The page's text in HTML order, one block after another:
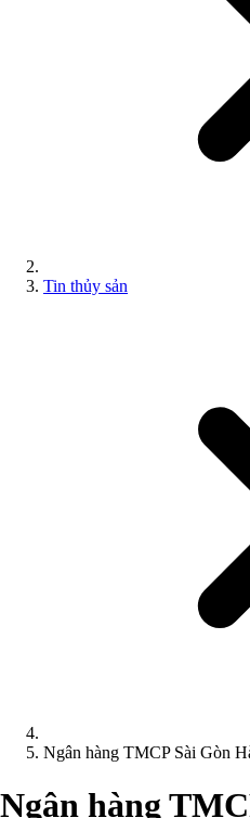
Tin thủy sản
Ngân hàng TMCP Sài Gòn
Ngân hàng